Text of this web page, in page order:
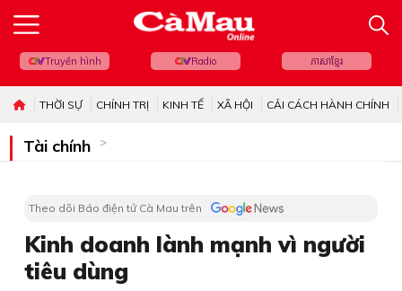
Truyền hình Radio ភាសាខ្មែរ
THỜI SỰ CHÍNH TRỊ KINH TẾ XÃ HỘI CẢI CÁCH HÀNH CHÍNH
Tài chính
Theo dõi Báo điện tử Cà Mau trên
Kinh doanh lành mạnh vì người
tiêu dùng